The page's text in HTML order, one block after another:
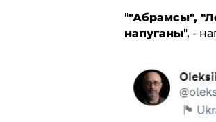
""Абрамсы",
напуганы", -